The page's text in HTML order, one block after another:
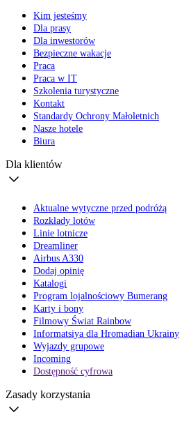
Kim jesteśmy
Dla prasy
Dla inwestorów
Bezpieczne wakacje
Praca
Praca w IT
Szkolenia turystyczne
Kontakt
Standardy Ochrony Małoletnich
Nasze hotele
Biura
Dla klientów
Aktualne wytyczne przed podróżą
Rozkłady lotów
Linie lotnicze
Dreamliner
Airbus A330
Dodaj opinię
Katalogi
Program lojalnościowy Bumerang
Karty i bony
Filmowy Świat Rainbow
Informatsiya dla Hromadian Ukrainy
Wyjazdy grupowe
Incoming
Dostępność cyfrowa
Zasady korzystania